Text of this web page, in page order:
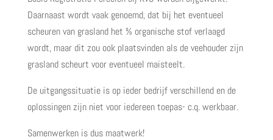
Daarnaast wordt vaak genoemd, dat bij het eventueel
scheuren van grasland het % organische stof verlaagd
wordt, maar dit zou ook plaatsvinden als de veehouder zijn
grasland scheurt voor eventueel maisteelt.
De uitgangssituatie is op ieder bedrijf verschillend en de
oplossingen zijn niet voor iedereen toepas- c.q. werkbaar.
Samenwerken is dus maatwerk!